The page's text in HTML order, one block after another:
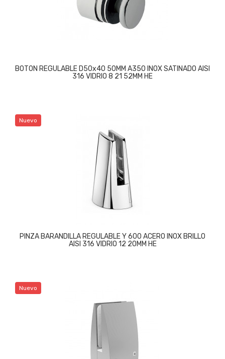
BOTON REGULABLE D50x40 50MM A350 INOX SATINADO AISI
316 VIDRIO 8 21 52MM HE
Nuevo
PINZA BARANDILLA REGULABLE Y 600 ACERO INOX BRILLO
AISI 316 VIDRIO 12 20MM HE
Nuevo